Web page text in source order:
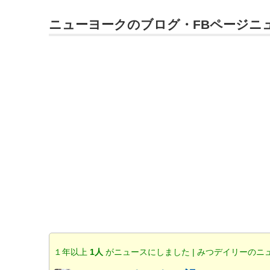
ニューヨークのブログ・FBページニ
１年以上 1人がニュースにしました | みつデイリーのニ